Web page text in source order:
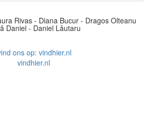
Rivas - Diana Bucur - Dragos Olteanu
Daniel - Daniel Lǎutaru
ons op: vindhier.nl